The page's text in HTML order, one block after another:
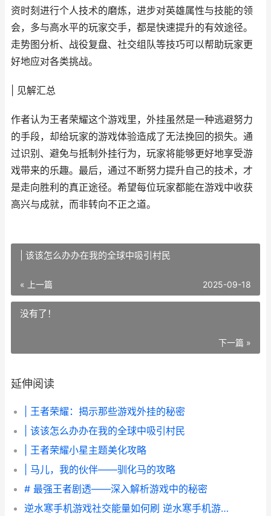
资时刻进行个人技术的磨炼，进步对英雄属性与技能的领
会，多与高水平的玩家交手，都是快速提升的有效途径。
走势图分析、战役复盘、社交组队等技巧可以帮助玩家更
好地应对各类挑战。
| 见解汇总
作者认为王者荣耀这个游戏里，外挂虽然是一种逃避努力
的手段，却给玩家的游戏体验造成了无法挽回的损失。通
过识别、避免与抵制外挂行为，玩家将能够更好地享受游
戏带来的乐趣。最后，通过不断努力提升自己的技术，才
是走向胜利的真正途径。希望每位玩家都能在游戏中收获
高兴与成就，而非转向不正之道。
| 该该怎么办办在我的全球中吸引村民
« 上一篇 2025-09-18
没有了！
下一篇 »
延伸阅读
| 王者荣耀：揭示那些游戏外挂的秘密
| 该该怎么办办在我的全球中吸引村民
| 王者荣耀小星主题美化攻略
| 马儿，我的伙伴——驯化马的攻略
# 最强王者剧透——深入解析游戏中的秘密
逆水寒手机游戏社交能量如何刷 逆水寒手机游戏手柄怎么用